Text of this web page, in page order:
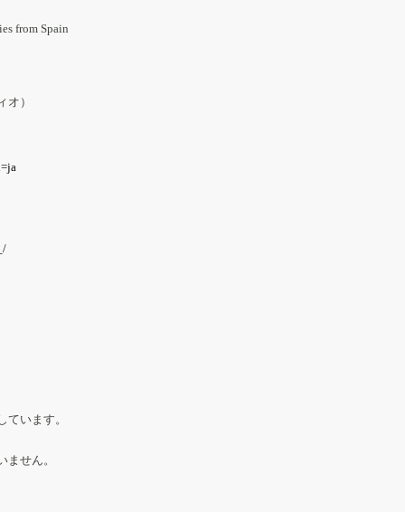
from Spain
）
います。
せん。